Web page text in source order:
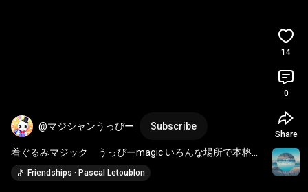
@マジシャンうっぴー Subscribe
着ぐるみマジック　うっぴーmagic いろんな場所で本格的
なマジックを披露するよ　子供達に大人気！
Friendships · Pascal Letoublon
14
0
Share